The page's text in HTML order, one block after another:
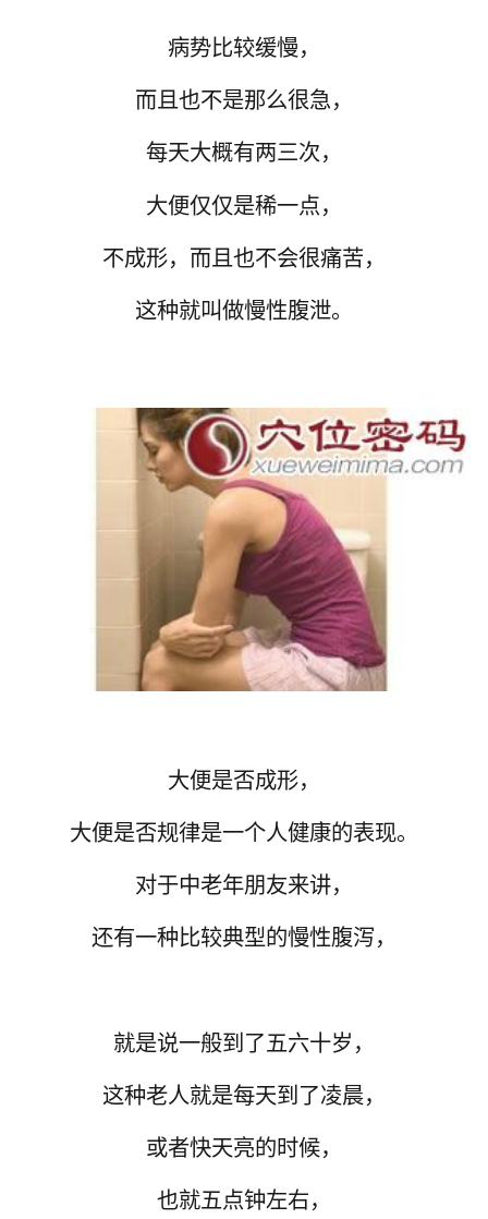
病势比较缓慢，
而且也不是那么很急，
每天大概有两三次，
大便仅仅是稀一点，
不成形，而且也不会很痛苦，
这种就叫做慢性腹泄。
大便是否成形，
大便是否规律是一个人健康的表现。
对于中老年朋友来讲，
还有一种比较典型的慢性腹泻，
就是说一般到了五六十岁，
这种老人就是每天到了凌晨，
或者快天亮的时候，
也就五点钟左右，